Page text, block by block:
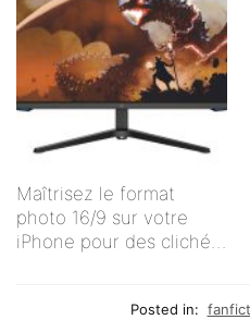
Maîtrisez le format
photo 16/9 sur votre
iPhone pour des clichés
Posted in: